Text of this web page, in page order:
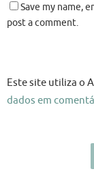
Save my name,
post a comment.
Este site utiliza o
dados em